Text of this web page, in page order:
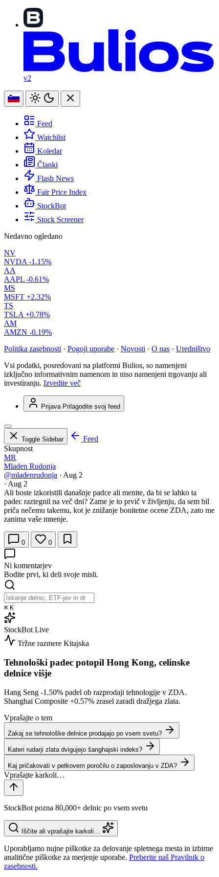
v2
Feed
Watchlist
Koledar
Članki
Flash News
Fair Price Index
StockBot
Stock Screener
Nedavno ogledano
NV
NVDA -1.15%
AA
AAPL -0.61%
MS
MSFT +2.32%
TS
TSLA +0.78%
AM
AMZN -0.19%
Politika zasebnosti · Pogoji uporabe · Novosti · O nas · Uredništvo
Vsi podatki, posredovani na platformi Bulios, so namenjeni
izključno informativnim namenom in niso namenjeni trgovanju ali
investiranju. Izvedite več
Prijava Prilagodite svoj feed
Toggle Sidebar
Feed
Skupnost
MR
Mladen Rudonja
@mladenrudonja · Aug 2
· Aug 2
Ali boste izkoristili današnje padce ali menite, da bi se lahko ta
padec raztegnil na več dni? Zame je to prvič v življenju, da sem bil
priča nečemu takemu, kot je znižanje bonitetne ocene ZDA, zato me
zanima vaše mnenje.
0 0
Ni komentarjev
Bodite prvi, ki deli svoje misli.
⌘ K
StockBot Live
Tržne razmere Kitajska
Tehnološki padec potopil Hong Kong, celinske
delnice višje
Hang Seng -1.50% padel ob razprodaji tehnologije v ZDA.
Shanghai Composite +0.57% zrasel zaradi dražjega zlata.
Vprašajte o tem
Zakaj se tehnološke delnice prodajajo po vsem svetu?
Kateri rudarji zlata dvigujejo šanghajski indeks?
Kaj pričakovati v petkovem poročilu o zaposlovanju v ZDA?
StockBot pozna 80,000+ delnic po vsem svetu
Iščite ali vprašajte karkoli…
Uporabljamo nujne piškotke za delovanje spletnega mesta in izbirne
analitične piškotke za merjenje uporabe. Preberite naš Pravilnik o
zasebnosti.